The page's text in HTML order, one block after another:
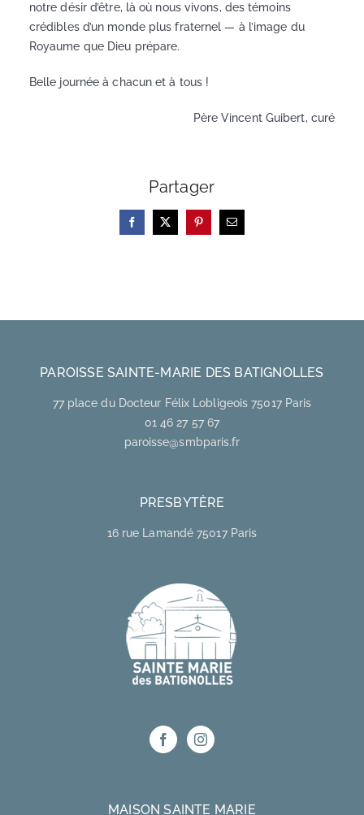
notre désir d’être, là où nous vivons, des témoins
crédibles d’un monde plus fraternel — à l’image du
Royaume que Dieu prépare.
Belle journée à chacun et à tous !
Père Vincent Guibert, curé
Partager
Facebook
X PinterestEmail
PAROISSE SAINTE-MARIE DES BATIGNOLLES
77 place du Docteur Félix Lobligeois 75017 Paris
01 46 27 57 67
paroisse@smbparis.fr
PRESBYTÈRE
16 rue Lamandé 75017 Paris
MAISON SAINTE MARIE